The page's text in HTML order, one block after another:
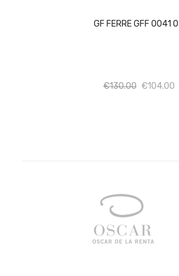
GF FERRE GFF 0041
€130.00 Ποσότητα
€104.00